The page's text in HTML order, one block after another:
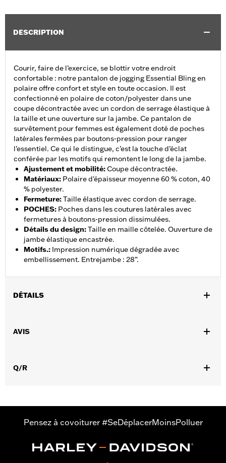
DESCRIPTION
Courir, faire de l’exercice, se blottir votre endroit
confortable : notre pantalon de jogging Essential Bling en
polaire offre confort et style en toute occasion. Il est
confectionné en polaire de coton/polyester dans une
coupe décontractée avec un cordon de serrage élastique à
la taille et une ouverture sur la jambe. Ce pantalon de
survêtement pour femmes est également doté de poches
latérales fermées par boutons-pression pour ranger
l’essentiel. Ce qui le distingue, c’est la touche d’éclat
conférée par les motifs qui remontent le long de la jambe.
Ajustement et mobilité:Coupe décontractée.
Matériaux: Polaire d'épaisseur moyenne 60 % coton, 40
% polyester.
Fermeture:Taille élastique avec cordon de serrage.
POCHES: Poches dans les coutures latérales avec
fermetures à boutons-pression dissimulées.
Détails du design:Taille en maille côtelée. Ouverture de
jambe élastique encastrée.
Motifs.: Impression numérique dégradée avec
embellissement. Entrejambe : 28”.
DÉTAILS
GARANTIE:
www.h-
AVIS
Q/R
Pensez à covoiturer #SeDéplacerMoinsPolluer